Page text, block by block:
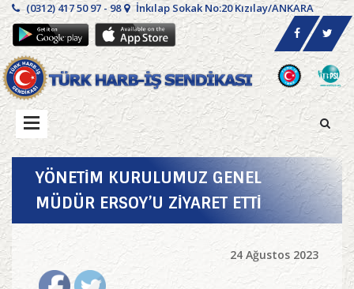
(0312) 417 50 97 - 98 İnkılap Sokak No:20 Kızılay/ANKARA
YÖNETİM KURULUMUZ GENEL
MÜDÜR ERSOY’U ZİYARET ETTİ
24 Ağustos 2023